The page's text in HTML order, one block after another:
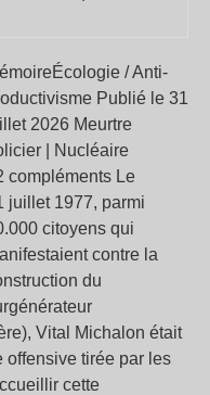
/ Anti-
Publié le 31
2026 Meurtre
| Nucléaire
compléments Le
juillet 1977, parmi
citoyens qui
contre la
du
Vital Michalon était
offensive tirée par les
cette